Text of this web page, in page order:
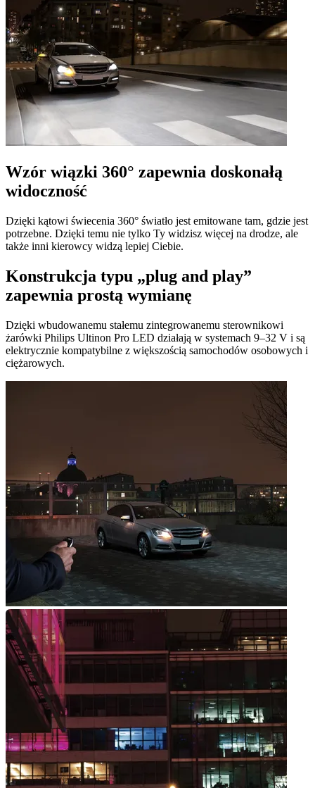
Wzór wiązki 360° zapewnia doskonałą
widoczność
Dzięki kątowi świecenia 360° światło jest emitowane tam, gdzie jest
potrzebne. Dzięki temu nie tylko Ty widzisz więcej na drodze, ale
także inni kierowcy widzą lepiej Ciebie.
Konstrukcja typu „plug and play”
zapewnia prostą wymianę
Dzięki wbudowanemu stałemu zintegrowanemu sterownikowi
żarówki Philips Ultinon Pro LED działają w systemach 9–32 V i są
elektrycznie kompatybilne z większością samochodów osobowych i
ciężarowych.